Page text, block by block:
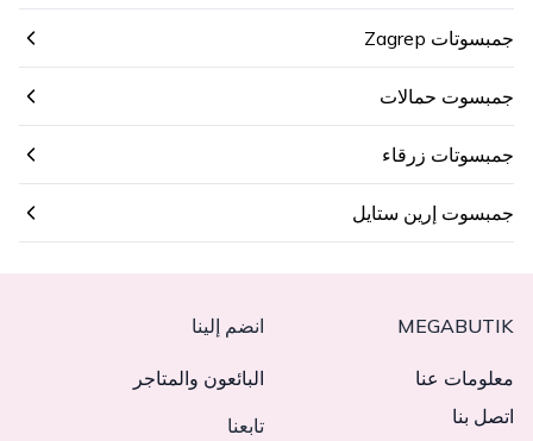
جمبسوتات Zagrep
جمبسوت حمالات
جمبسوتات زرقاء
جمبسوت إرين ستايل
MEGABUTIK
معلومات عنا
اتصل بنا
انضم إلينا
البائعون والمتاجر
تابعنا